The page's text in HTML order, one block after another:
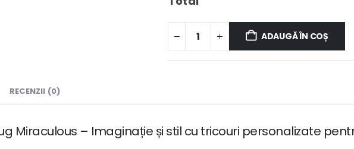
ADAUGĂ ÎN COȘ
RECENZII (0)
Miraculous – Imaginație și stil cu tricouri personalizate